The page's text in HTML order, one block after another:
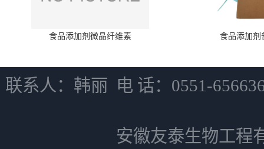
食品添加剂微晶纤维素 食品添加剂
联系人：韩丽 电 话：0551-
安徽友泰生物工程